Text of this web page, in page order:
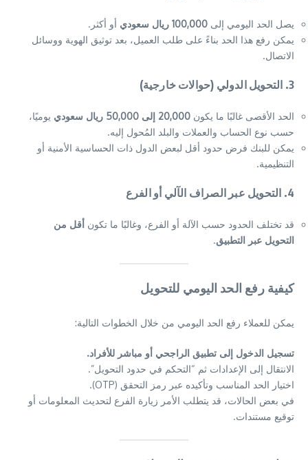
يصل الحد اليومي إلى 100,000 ريال سعودي
أو أكثر.
يمكن رفع هذا الحد بناءً على طلب العميل، بعد توثيق الهوية ووسائل
الاتصال.
3. التحويل الدولي (حوالات خارجية)
الحد الأقصى غالبًا ما يكون 20,000 إلى 50,000 ريال سعودي
يوميًا،
حسب نوع الحساب والعملات والبلد المُحول إليه.
يمكن للبنك فرض حدود أقل لبعض الدول ذات الحساسية الأمنية أو
التنظيمية.
4. التحويل عبر الصراف الآلي أو الفرع
قد تختلف الحدود حسب الآلة أو الفرع، وغالبًا ما تكون أقل من
التحويل عبر التطبيق.
كيفية رفع الحد اليومي للتحويل
يمكن للعملاء رفع الحد اليومي من خلال الخطوات التالية:
تسجيل الدخول إلى تطبيق الراجحي أو مباشر للأفراد.
الانتقال إلى الإعدادات ثم “التحكم في حدود التحويل”.
اختيار الحد المناسب وتأكيده عبر رمز التحقق (OTP).
في بعض الحالات، قد يتطلب الأمر زيارة الفرع لتحديث المعلومات أو
توقيع مستندات.